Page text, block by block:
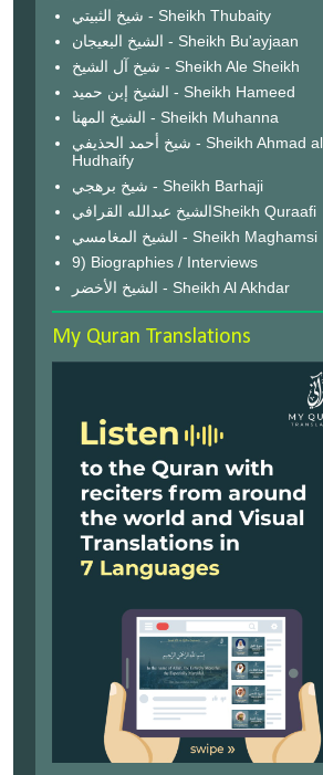
شيخ الثبيتي - Sheikh Thubaity
الشيخ البعيجان - Sheikh Bu'ayjaan
شيخ آل الشيخ - Sheikh Ale Sheikh
الشيخ إبن حميد - Sheikh Hameed
الشيخ المهنا - Sheikh Muhanna
شيخ أحمد الحذيفي - Sheikh Ahmad al
Hudhaify
شيخ برهجي - Sheikh Barhaji
الشيخ عبدالله القرافيSheikh Quraafi
الشيخ المغامسي - Sheikh Maghamsi
9) Biographies / Interviews
الشيخ الأخضر - Sheikh Al Akhdar
My Quran Translations